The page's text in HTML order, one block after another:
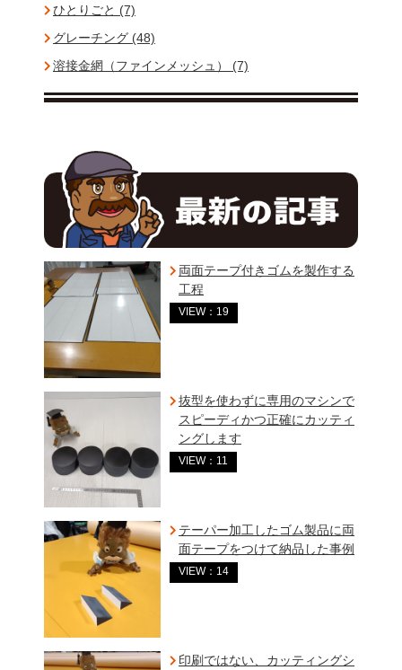
ひとりごと (7)
グレーチング (48)
溶接金網（ファインメッシュ） (7)
両面テープ付きゴムを製作する
工程
VIEW：19
抜型を使わずに専用のマシンで
スピーディかつ正確にカッティ
ングします
VIEW：11
テーパー加工したゴム製品に両
面テープをつけて納品した事例
VIEW：14
印刷ではない、カッティングシ